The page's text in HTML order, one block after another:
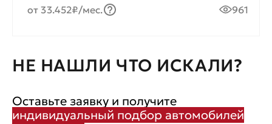
от 33.452₽/мес. 961
НЕ НАШЛИ ЧТО ИСКАЛИ?
Оставьте заявку и получите
индивидуальный подбор автомобилей